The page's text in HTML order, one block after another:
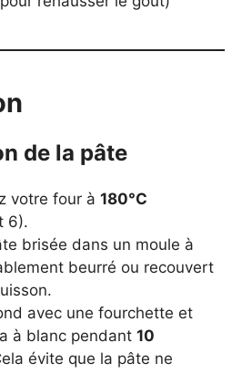
de la pâte
votre four à 180°C
6).
brisée dans un moule à
beurré ou recouvert
avec une fourchette et
à blanc pendant 10
évite que la pâte ne